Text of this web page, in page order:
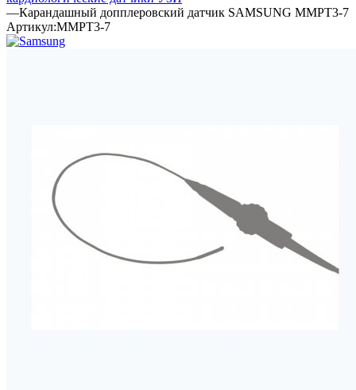
—Карандашный допплеровский датчик SAMSUNG MMPT3-7
Артикул:MMPT3-7